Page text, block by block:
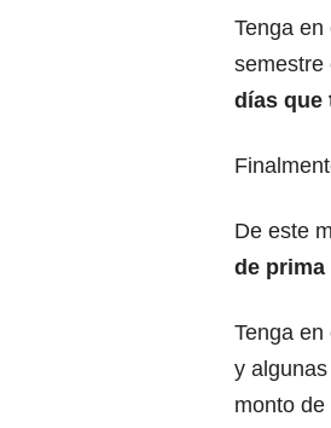
Tenga
semestre
días que
De este
de prima
Tenga en
y algunas
monto